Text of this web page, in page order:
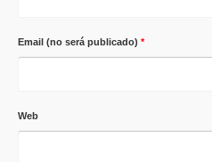
Email (no será publicado) *
Web